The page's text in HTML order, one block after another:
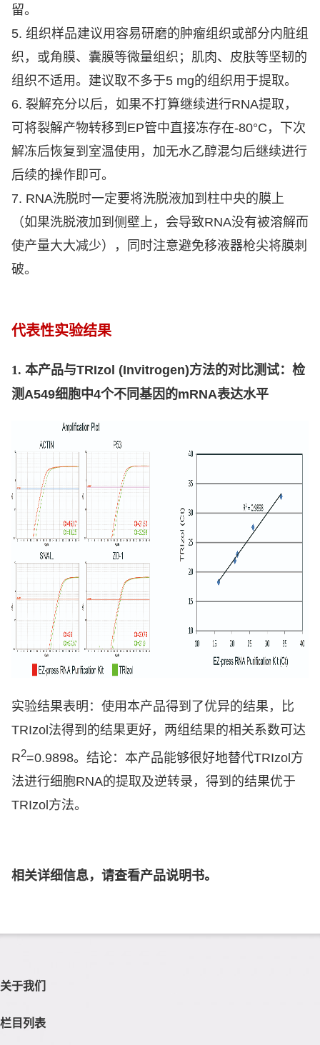
留。
5. 组织样品建议用容易研磨的肿瘤组织或部分内脏组
织，或角膜、囊膜等微量组织；肌肉、皮肤等坚韧的
组织不适用。建议取不多于5 mg的组织用于提取。
6. 裂解充分以后，如果不打算继续进行RNA提取，
可将裂解产物转移到EP管中直接冻存在-80°C ，下次
解冻后恢复到室温使用，加无水乙醇混匀后继续进行
后续的操作即可。
7. RNA洗脱时一定要将洗脱液加到柱中央的膜上
（如果洗脱液加到侧壁上，会导致RNA没有被溶解而
使产量大大减少），同时注意避免移液器枪尖将膜刺
破。
代表性实验结果
1. 本产品与TRIzol (Invitrogen)方法的对比测试：检
测A549细胞中4个不同基因的mRNA表达水平
实验结果表明：使用本产品得到了优异的结果，比
TRIzol 法得到的结果更好，两组结果的相关系数可达
R2=0.9898。结论：本产品能够很好地替代TRIzol 方
法进行细胞RNA的提取及逆转录，得到的结果优于
TRIzol 方法。
相关详细信息，请查看产品说明书。
关于我们
栏目列表